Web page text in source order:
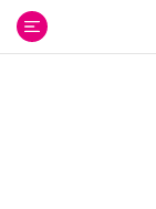
contenido